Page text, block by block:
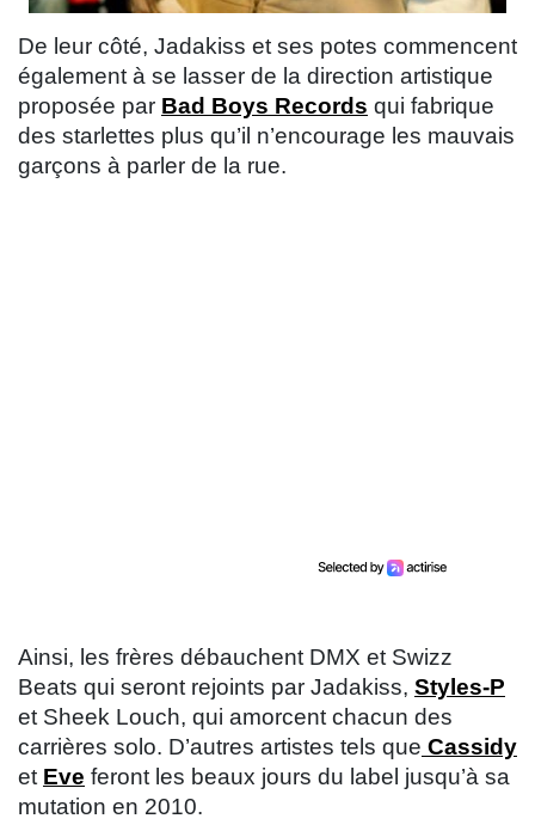
De leur côté, Jadakiss et ses potes commencent
également à se lasser de la direction artistique
proposée par Bad Boys Records qui fabrique
des starlettes plus qu’il n’encourage les mauvais
garçons à parler de la rue.
Ainsi, les frères débauchent DMX et Swizz
Beats qui seront rejoints par Jadakiss, Styles-P
et Sheek Louch, qui amorcent chacun des
carrières solo. D’autres artistes tels que Cassidy
et Eve feront les beaux jours du label jusqu’à sa
mutation en 2010.